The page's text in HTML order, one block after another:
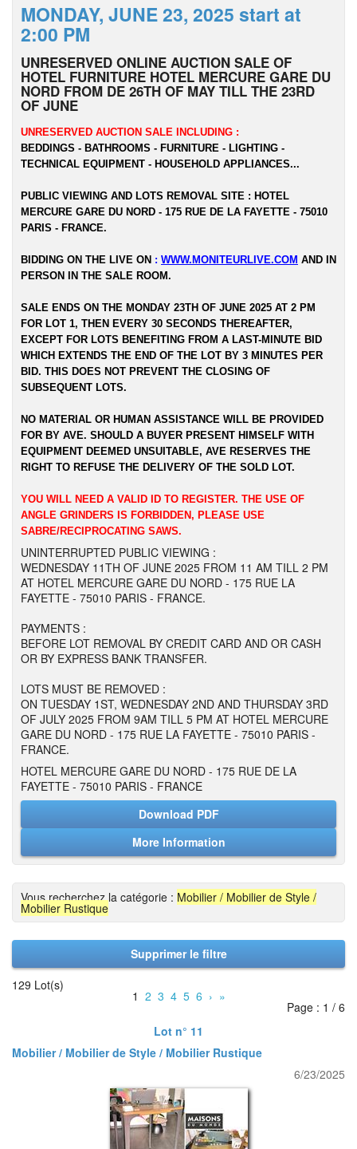
MONDAY, JUNE 23, 2025 start at
2:00 PM
UNRESERVED ONLINE AUCTION SALE OF
HOTEL FURNITURE HOTEL MERCURE GARE DU
NORD FROM DE 26TH OF MAY TILL THE 23RD
OF JUNE
UNRESERVED AUCTION SALE INCLUDING :
BEDDINGS - BATHROOMS - FURNITURE - LIGHTING -
TECHNICAL EQUIPMENT - HOUSEHOLD APPLIANCES...
PUBLIC VIEWING AND LOTS REMOVAL SITE : HOTEL
MERCURE GARE DU NORD - 175 RUE DE LA FAYETTE - 75010
PARIS - FRANCE.
BIDDING ON THE LIVE ON : WWW.MONITEURLIVE.COM AND IN
PERSON IN THE SALE ROOM.
SALE ENDS ON THE MONDAY 23TH OF JUNE 2025 AT 2 PM
FOR LOT 1, THEN EVERY 30 SECONDS THEREAFTER,
EXCEPT FOR LOTS BENEFITING FROM A LAST-MINUTE BID
WHICH EXTENDS THE END OF THE LOT BY 3 MINUTES PER
BID. THIS DOES NOT PREVENT THE CLOSING OF
SUBSEQUENT LOTS.
NO MATERIAL OR HUMAN ASSISTANCE WILL BE PROVIDED
FOR BY AVE. SHOULD A BUYER PRESENT HIMSELF WITH
EQUIPMENT DEEMED UNSUITABLE, AVE RESERVES THE
RIGHT TO REFUSE THE DELIVERY OF THE SOLD LOT.
YOU WILL NEED A VALID ID TO REGISTER. THE USE OF
ANGLE GRINDERS IS FORBIDDEN, PLEASE USE
SABRE/RECIPROCATING SAWS.
UNINTERRUPTED PUBLIC VIEWING :
WEDNESDAY 11TH OF JUNE 2025 FROM 11 AM TILL 2 PM
AT HOTEL MERCURE GARE DU NORD - 175 RUE LA
FAYETTE - 75010 PARIS - FRANCE.
PAYMENTS :
BEFORE LOT REMOVAL BY CREDIT CARD AND OR CASH
OR BY EXPRESS BANK TRANSFER.
LOTS MUST BE REMOVED :
ON TUESDAY 1ST, WEDNESDAY 2ND AND THURSDAY 3RD
OF JULY 2025 FROM 9AM TILL 5 PM AT HOTEL MERCURE
GARE DU NORD - 175 RUE LA FAYETTE - 75010 PARIS -
FRANCE.
HOTEL MERCURE GARE DU NORD - 175 RUE DE LA
FAYETTE - 75010 PARIS - FRANCE
Download PDF
More Information
Vous recherchez la catégorie : Mobilier / Mobilier de Style /
Mobilier Rustique
Supprimer le filtre
129 Lot(s)
1 2 3 4 5 6 › »
Page : 1 / 6
Lot n° 11
Mobilier / Mobilier de Style / Mobilier Rustique
6/23/2025